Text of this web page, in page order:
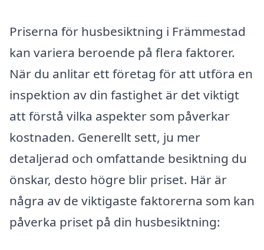
Priserna för husbesiktning i Främmestad
kan variera beroende på flera faktorer.
När du anlitar ett företag för att utföra en
inspektion av din fastighet är det viktigt
att förstå vilka aspekter som påverkar
kostnaden. Generellt sett, ju mer
detaljerad och omfattande besiktning du
önskar, desto högre blir priset. Här är
några av de viktigaste faktorerna som kan
påverka priset på din husbesiktning: